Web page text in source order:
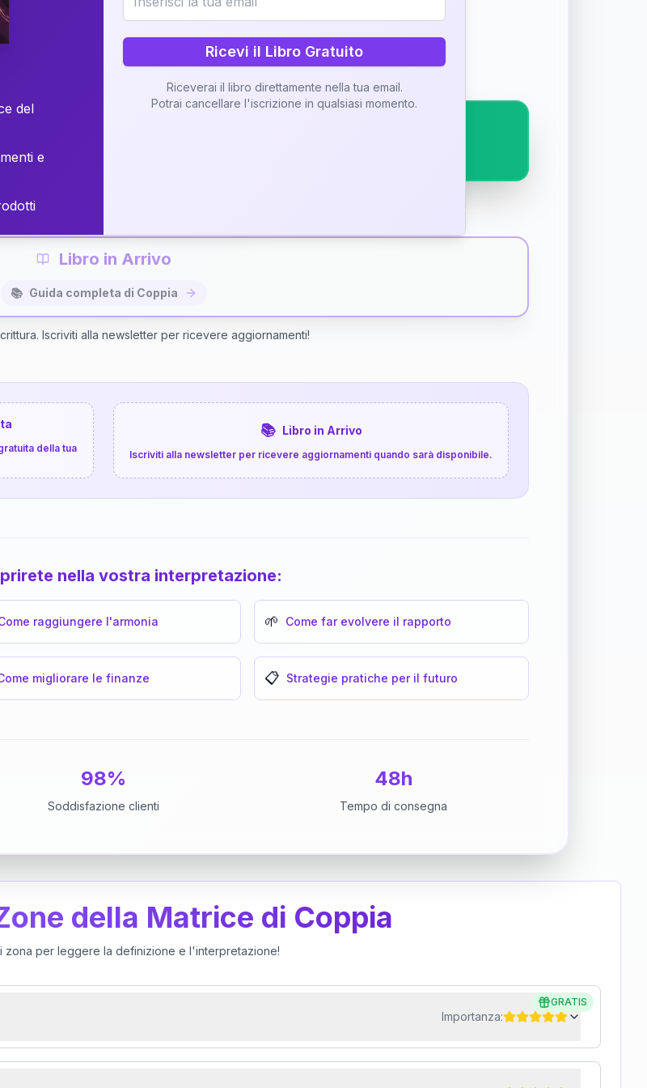
Matrice di Coppia attraverso una nostra interpretazione
Interpretazione personalizzata
⚡
Libro in Arrivo
📚 Guida completa di Coppia
Iscriviti alla newsletter per ricevere aggiornamenti!
della tua
📚 Libro in Arrivo
Iscriviti alla newsletter per ricevere aggiornamenti quando sarà disponibile.
nella vostra interpretazione:
raggiungere l'armonia 🌱 Come far evolvere il rapporto
migliorare le finanze 📋 Strategie pratiche per il futuro
98%
Soddisfazione clienti
48h
Tempo di consegna
della Matrice di Coppia
zona per leggere la definizione e l'interpretazione!
GRATIS
Importanza:
del
e
Ricevi il Libro Gratuito
Riceverai il libro direttamente nella tua email.
Potrai cancellare l'iscrizione in qualsiasi momento.